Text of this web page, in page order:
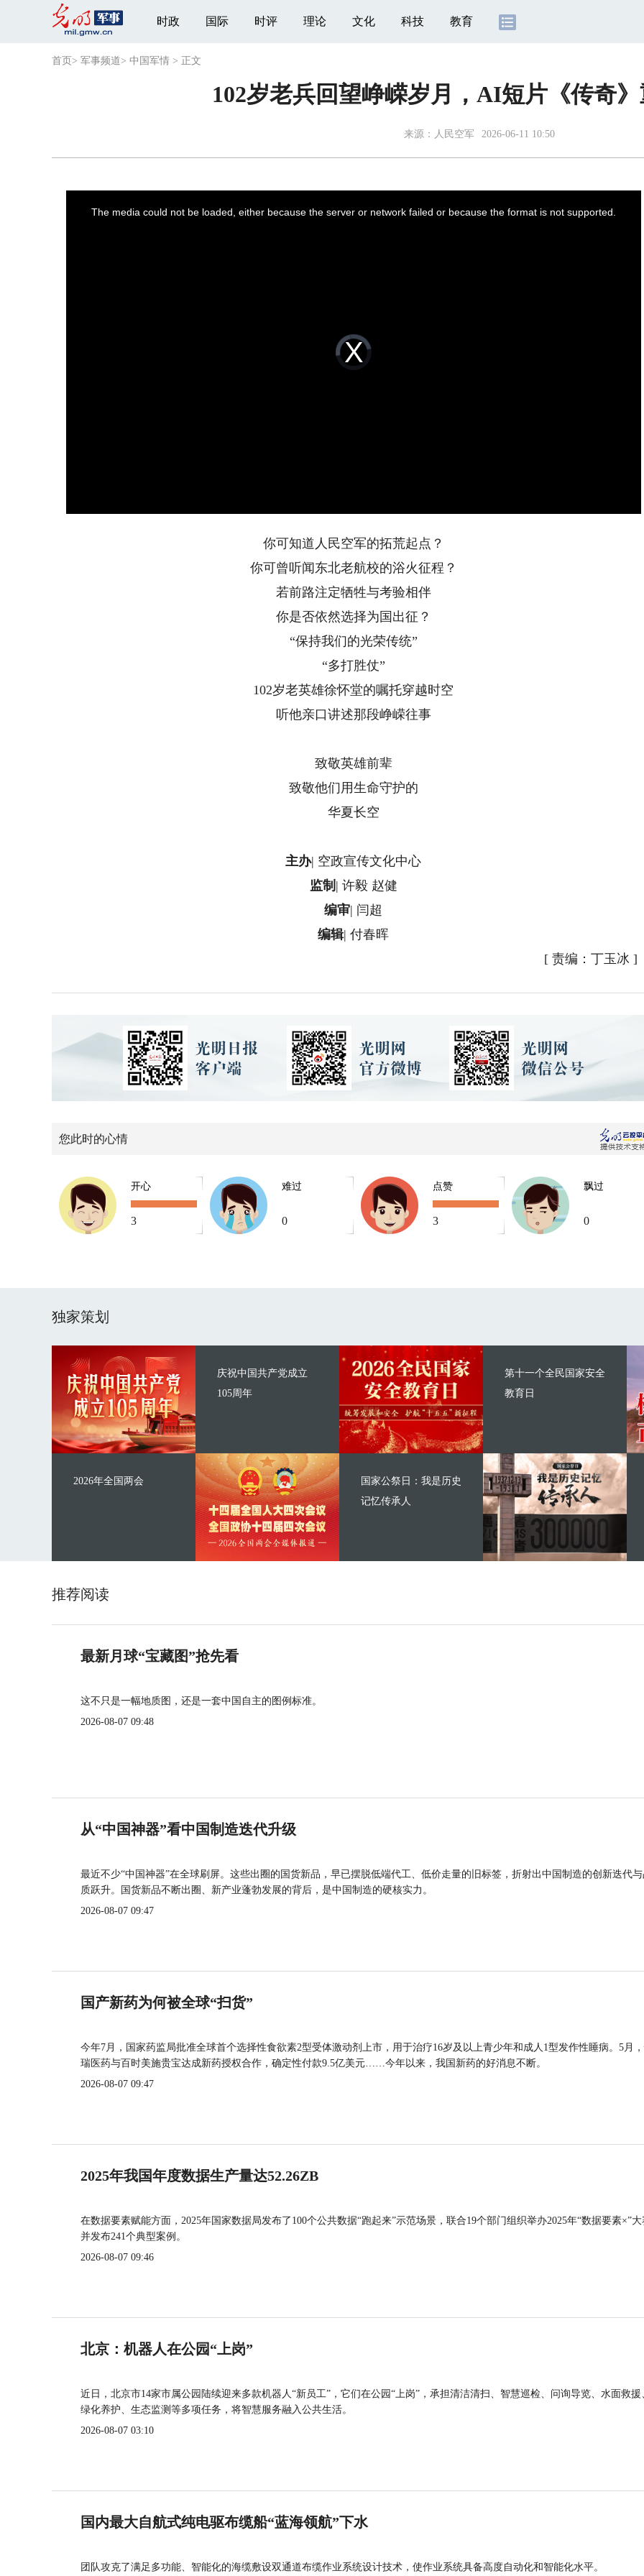
时政 国际 时评 理论 文化 科技 教育
首页 > 军事频道> 中国军情 > 正文
102岁老兵回望峥嵘岁月，AI短片《传奇
来源： 人民空军 2026-06-11 10:50
Video
Player
loading.
The media could not be loaded, either because the server or network failed or because the format is not supported.
你可知道人民空军的拓荒起点？
你可曾听闻东北老航校的浴火征程？
若前路注定牺牲与考验相伴
你是否依然选择为国出征？
“保持我们的光荣传统”
“多打胜仗”
102岁老英雄徐怀堂的嘱托穿越时空
听他亲口讲述那段峥嵘往事
致敬英雄前辈
致敬他们用生命守护的
华夏长空
主办| 空政宣传文化中心
监制 | 许毅 赵健
编审| 闫超
编辑| 付春晖
[ 责编：丁玉冰 ]
您此时的心情
开心
3
难过
0
点赞
3
飘过
0
独家策划
庆祝中国共产党成立
105周年
2026年全国两会
第十一个全民国家安全
教育日
国家公祭日：我是历史
记忆传承人
推荐阅读
最新月球“宝藏图”抢先看
这不只是一幅地质图，还是一套中国自主的图例标准。
2026-08-07 09:48
从“中国神器”看中国制造迭代升级
最近不少“中国神器”在全球刷屏。这些出圈的国货新品，早已摆脱低端代工、低价走量的旧标签，折射出中国制造的创新迭代
质跃升。国货新品不断出圈、新产业蓬勃发展的背后，是中国制造的硬核实力。
2026-08-07 09:47
国产新药为何被全球“扫货”
今年7月，国家药监局批准全球首个选择性食欲素2型受体激动剂上市，用于治疗16岁及以上青少年和成人1型发作性睡病。5月
瑞医药与百时美施贵宝达成新药授权合作，确定性付款9.5亿美元……今年以来，我国新药的好消息不断。
2026-08-07 09:47
2025年我国年度数据生产量达52.26ZB
在数据要素赋能方面，2025年国家数据局发布了100个公共数据“跑起来”示范场景，联合19个部门组织举办2025年“数据要素×”大
并发布241个典型案例。
2026-08-07 09:46
北京：机器人在公园“上岗”
近日，北京市14家市属公园陆续迎来多款机器人“新员工”，它们在公园“上岗”，承担清洁清扫、智慧巡检、问询导览、水面救援
绿化养护、生态监测等多项任务，将智慧服务融入公共生活。
2026-08-07 03:10
国内最大自航式纯电驱布缆船“蓝海领航”下水
团队攻克了满足多功能、智能化的海缆敷设双通道布缆作业系统设计技术，使作业系统具备高度自动化和智能化水平。